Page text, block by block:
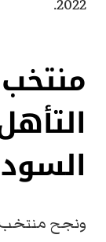
2022.
ونجح